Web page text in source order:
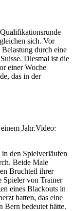
sich. Vor
durch eine
Diesmal ist die
einer Woche
das in der
Jahr.Video:
den Spielverläufen
Beide Male
Bruchteil ihrer
Spieler von Trainer
eines Blackouts in
hatten, das eine
Bern bedeutet hätte.